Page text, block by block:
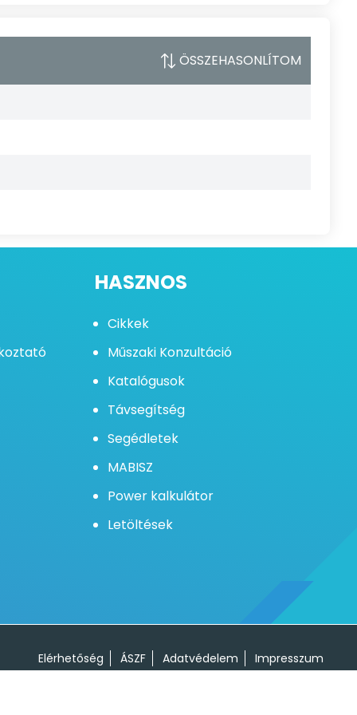
ÖSSZEHASONLÍTOM
HASZNOS
Cikkek
Műszaki Konzultáció
Katalógusok
Távsegítség
Segédletek
MABISZ
Power kalkulátor
Letöltések
Elérhetőség ÁSZF Adatvédelem Impresszum
használatával elfogadja a sütikkel